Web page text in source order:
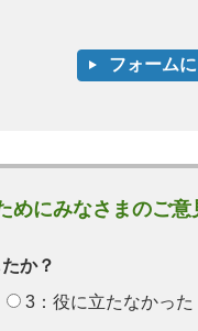
めにみなさまのご
か？
3：役に立たなかった